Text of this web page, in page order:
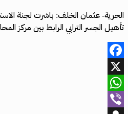
الحرية- عثمان الخلف: باشرت لجنة
تأهيل الجسر الترابي الرابط بين مركز
Facebook
X
WhatsApp